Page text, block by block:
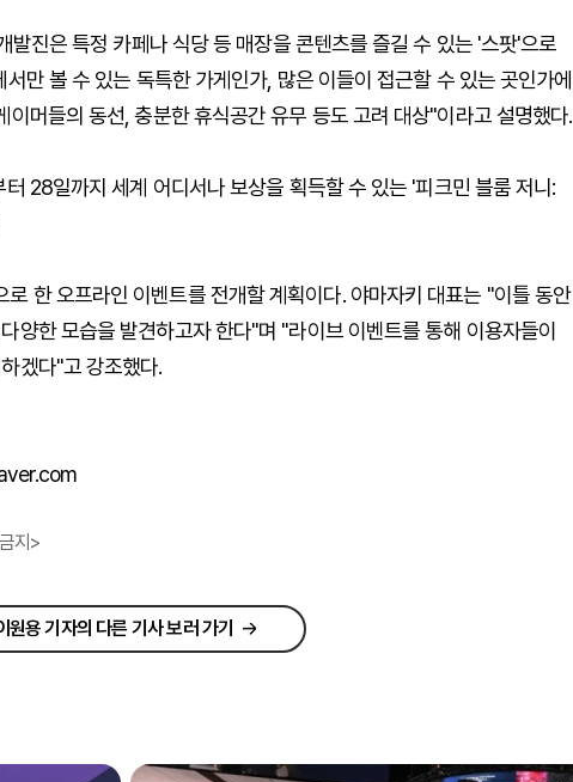
발진은 특정 카페나 식당 등 매장을 콘텐츠를 즐길 수 있는 '스팟'으로
만 볼 수 있는 독특한 가게인가, 많은 이들이 접근할 수 있는 곳인가에
머들의 동선, 충분한 휴식공간 유무 등도 고려 대상"이라고 설명했다.
28일까지 세계 어디서나 보상을 획득할 수 있는 '피크민 블룸 저니:
한 오프라인 이벤트를 전개할 계획이다. 야마자키 대표는 "이틀 동안
양한 모습을 발견하고자 한다"며 "라이브 이벤트를 통해 이용자들이
겠다"고 강조했다.
지>
원용 기자의 다른 기사 보러 가기